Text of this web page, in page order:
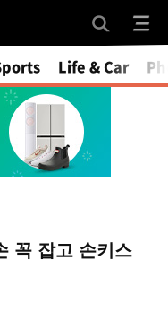
Mute
Life & Car
꼭 잡고 손키스